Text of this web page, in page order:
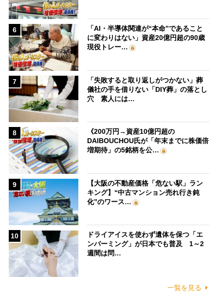
6
「AI・半導体関連が“本命”であること
に変わりはない」資産20億円超の90歳
現役トレー…
7
「失敗すると取り返しがつかない」葬
儀社の手を借りない「DIY葬」の落とし
穴 素人には…
8
《200万円→資産10億円超の
DAIBOUCHOU氏が「年末までに株価倍
増期待」の5銘柄を公…
9
【大阪の不動産価格「危ない駅」ラン
キング】“中古マンション売れ行き鈍
化”のワース…
10
ドライアイスを使わず遺体を保つ「エ
ンバーミング」が日本でも普及 1～2
週間は問…
一覧を見る